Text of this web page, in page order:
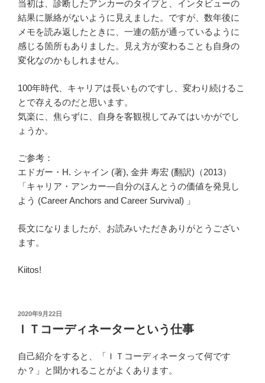
当初は、診断したアンカーのタイプと、インタビューの
結果に脈絡がないように見えました。ですが、数年後に
メモを読み返したときに、一連の筋が通っているように
感じる箇所もありました。見え方が変わることも自身の
変化なのかもしれません。
100年時代、キャリアは長いものですし、変わり続けるこ
とで存えるのだと思います。
気楽に、焦らずに、自身を客観視してみてはいかがでし
ょうか。
ご参考：
エドガー・H. シャイン (著), 金井 寿宏 (翻訳)（2013）
「キャリア・アンカー―自分のほんとうの価値を発見し
よう (Career Anchors and Career Survival) 」
長文になりましたが、お読みいただきありがとうござい
ます。
Kiitos!
投
稿
日:
2020年9月22日
ＩＴコーディネーターという仕事
自己紹介をすると、「ＩＴコーディネータって何です
か？」と聞かれることがよくあります。